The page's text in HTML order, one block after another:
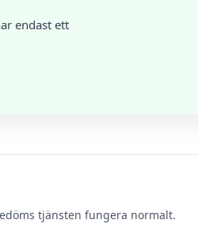
endast ett
tjänsten fungera normalt.